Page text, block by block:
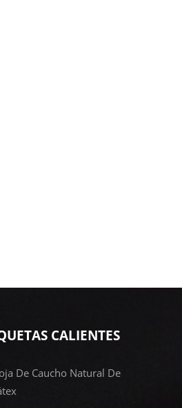
CALIENTES
De Caucho Natural De